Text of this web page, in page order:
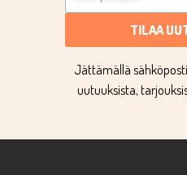
TILAA
Jättämällä
uutuuksista,